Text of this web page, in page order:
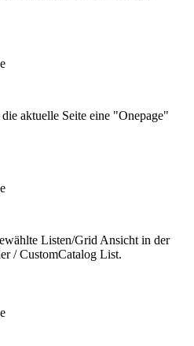
die aktuelle Seite eine "Onepage"
Listen/Grid Ansicht in der
/ CustomCatalog List.